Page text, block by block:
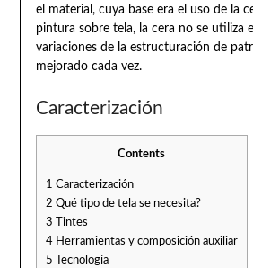
el material, cuya base era el uso de la
pintura sobre tela, la cera no se utiliza
variaciones de la estructuración de
mejorado cada vez.
Caracterización
Contents
1 Caracterización
2 Qué tipo de tela se necesita?
3 Tintes
4Herramientas y composición auxiliar
5 Tecnología